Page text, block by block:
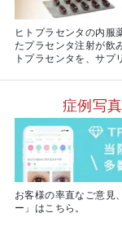
ヒトプラセンタの内服
たプラセンタ注射が飲
トプラセンタを、サプ
症例写
お客様の率直なご意見
ー」はこちら。